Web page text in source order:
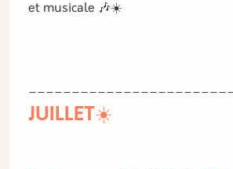
et musicale 🎶☀️
JUILLET☀️